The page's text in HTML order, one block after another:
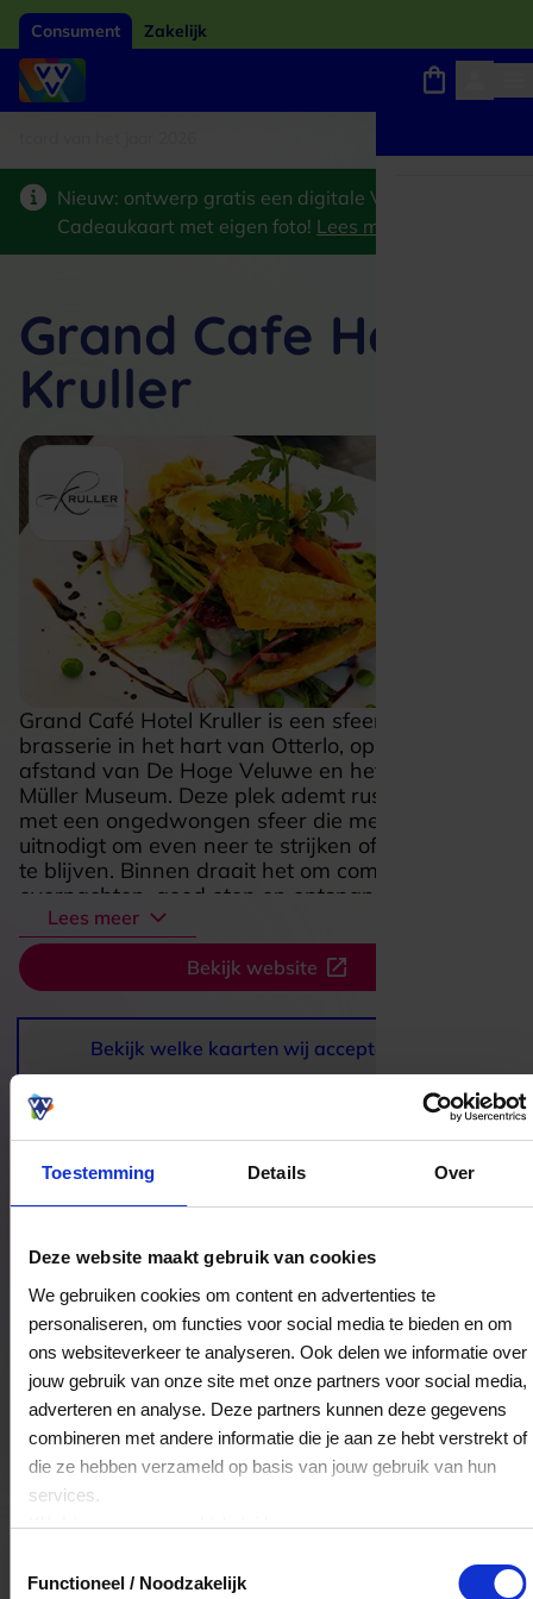
Toestemming Details Over
Deze website maakt gebruik van cookies
We gebruiken cookies om content en advertenties te
personaliseren, om functies voor social media te bieden en om
ons websiteverkeer te analyseren. Ook delen we informatie over
jouw gebruik van onze site met onze partners voor social media,
adverteren en analyse. Deze partners kunnen deze gegevens
combineren met andere informatie die je aan ze hebt verstrekt of
die ze hebben verzameld op basis van jouw gebruik van hun
services.
Klikhiervoor ons cookiebeleid.
Functioneel / Noodzakelijk
Consument Zakelijk
Nieuw: ontwerp gratis een digitale VVV
Cadeaukaart met eigen foto! Lees meer
Grand Café Hotel Kruller is een sfeervol hotel met
brasserie in het hart van Otterlo, op steenworp
afstand van De Hoge Veluwe en het Kröller-
Müller Museum. Deze plek ademt rust en warmte,
met een ongedwongen sfeer die meteen
uitnodigt om even neer te strijken of juist langer
te blijven. Binnen draait het om comfortabel
overnachten, goed eten en ontspannen genieten,
van een uitgebreid ontbijt tot een smakelijke
lunch, borrel of diner. De kamers voelen huiselijk
aan en vormen een fijne uitvalsbasis na een dag
wandelen, fietsen of cultuur snuiven op de
Veluwe. Juist die combinatie van gastvrijheid,
natuur en een gezellige horecaplek onder één
dak maakt Kruller zo aantrekkelijk voor bezoekers
die Otterlo op een ontspannen manier willen
beleven.
Lees meer
Bekijk website
Grand Cafe Hotel
Kruller
Bekijk welke kaarten wij accepteren
Bestedingslocaties
Grand Cafe Hotel Kruller
Dorpsstraat 19
6731AS Otterlo
Veelgestelde Vragen
Kan ik het saldo in delen besteden?